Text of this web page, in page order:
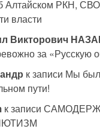
Алтайском РКН,
власти
Викторович
за «Русскую
к записи Мы
пути!
к записи